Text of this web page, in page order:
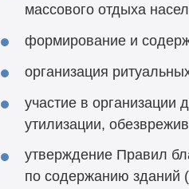
массового отдыха
формирование и
организация
участие в организации
утилизации,
утверждение Правил
по содержанию зданий